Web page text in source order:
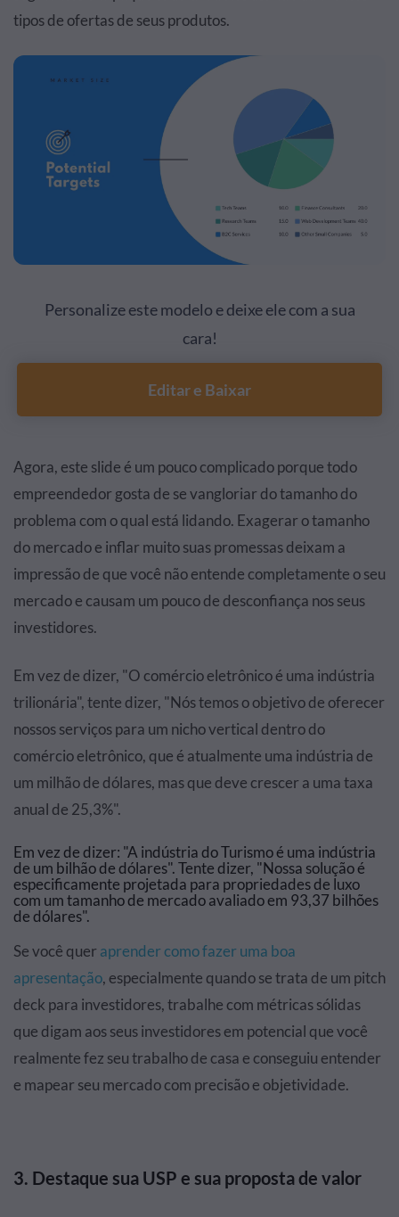
tipos de ofertas de seus produtos.
Personalize este modelo e deixe ele com a sua
cara!
Editar e Baixar
Agora, este slide é um pouco complicado porque todo
empreendedor gosta de se vangloriar do tamanho do
problema com o qual está lidando. Exagerar o tamanho
do mercado e inflar muito suas promessas deixam a
impressão de que você não entende completamente o seu
mercado e causam um pouco de desconfiança nos seus
investidores.
Em vez de dizer, "O comércio eletrônico é uma indústria
trilionária", tente dizer, "Nós temos o objetivo de oferecer
nossos serviços para um nicho vertical dentro do
comércio eletrônico, que é atualmente uma indústria de
um milhão de dólares, mas que deve crescer a uma taxa
anual de 25,3%".
Em vez de dizer: "A indústria do Turismo é uma indústria
de um bilhão de dólares". Tente dizer, "Nossa solução é
especificamente projetada para propriedades de luxo
com um tamanho de mercado avaliado em 93,37 bilhões
de dólares".
Se você quer aprender como fazer uma boa
apresentação, especialmente quando se trata de um pitch
deck para investidores, trabalhe com métricas sólidas
que digam aos seus investidores em potencial que você
realmente fez seu trabalho de casa e conseguiu entender
e mapear seu mercado com precisão e objetividade.
3. Destaque sua USP e sua proposta de valor